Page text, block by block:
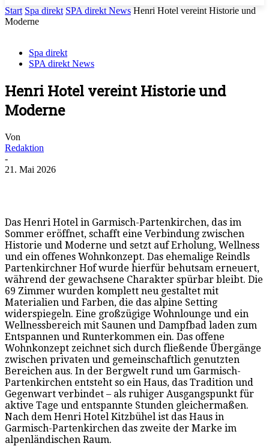
Start Spa direkt SPA direkt News Henri Hotel vereint Historie und
Moderne
Spa direkt
SPA direkt News
Henri Hotel vereint Historie und
Moderne
Von
Redaktion
-
21. Mai 2026
Das Henri Hotel in Garmisch-Partenkirchen, das im
Sommer eröffnet, schafft eine Verbindung zwischen
Historie und Moderne und setzt auf Erholung, Wellness
und ein offenes Wohnkonzept. Das ehemalige Reindls
Partenkirchner Hof wurde hierfür behutsam erneuert,
während der gewachsene Charakter spürbar bleibt. Die
69 Zimmer wurden komplett neu gestaltet mit
Materialien und Farben, die das alpine Setting
widerspiegeln. Eine großzügige Wohnlounge und ein
Wellnessbereich mit Saunen und Dampfbad laden zum
Entspannen und Runterkommen ein. Das offene
Wohnkonzept zeichnet sich durch fließende Übergänge
zwischen privaten und gemeinschaftlich genutzten
Bereichen aus. In der Bergwelt rund um Garmisch-
Partenkirchen entsteht so ein Haus, das Tradition und
Gegenwart verbindet – als ruhiger Ausgangspunkt für
aktive Tage und entspannte Stunden gleichermaßen.
Nach dem Henri Hotel Kitzbühel ist das Haus in
Garmisch-Partenkirchen das zweite der Marke im
alpenländischen Raum.